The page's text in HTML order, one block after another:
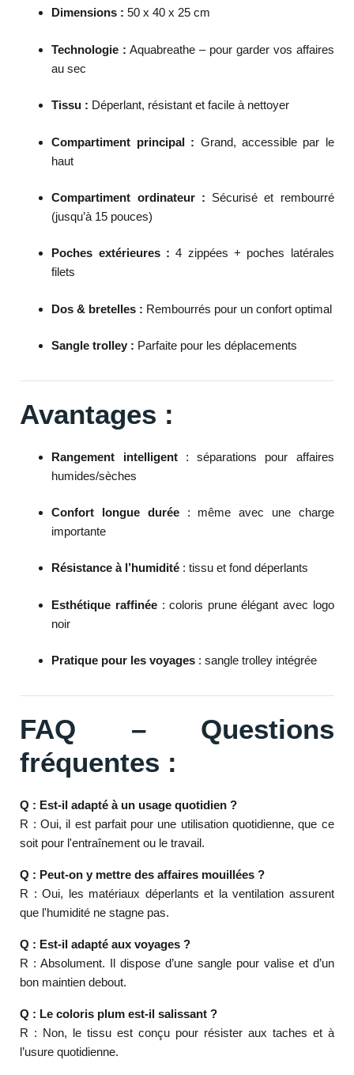
Dimensions : 50 x 40 x 25 cm
Technologie : Aquabreathe – pour garder vos affaires
au sec
Tissu : Déperlant, résistant et facile à nettoyer
Compartiment principal : Grand, accessible par le
haut
Compartiment ordinateur : Sécurisé et rembourré
(jusqu’à 15 pouces)
Poches extérieures : 4 zippées + poches latérales
filets
Dos & bretelles : Rembourrés pour un confort optimal
Sangle trolley : Parfaite pour les déplacements
Avantages :
Rangement intelligent: séparations pour affaires
humides/sèches
Confort longue durée: même avec une charge
importante
Résistance à l’humidité : tissu et fond déperlants
Esthétique raffinée : coloris prune élégant avec logo
noir
Pratique pour les voyages : sangle trolley intégrée
FAQ – Questions
fréquentes :
Q : Est-il adapté à un usage quotidien ?
R : Oui, il est parfait pour une utilisation quotidienne, que ce
soit pour l'entraînement ou le travail.
Q : Peut-on y mettre des affaires mouillées ?
R : Oui, les matériaux déperlants et la ventilation assurent
que l'humidité ne stagne pas.
Q : Est-il adapté aux voyages ?
R : Absolument. Il dispose d’une sangle pour valise et d’un
bon maintien debout.
Q : Le coloris plum est-il salissant ?
R : Non, le tissu est conçu pour résister aux taches et à
l’usure quotidienne.